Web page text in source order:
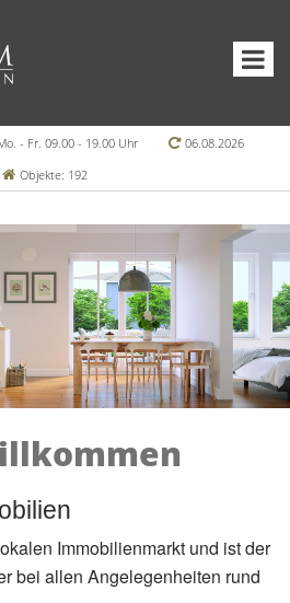
- Fr. 09.00 - 19.00 Uhr
06.08.2026
Objekte: 192
Immobilienmarkt und ist der
bei allen Angelegenheiten rund